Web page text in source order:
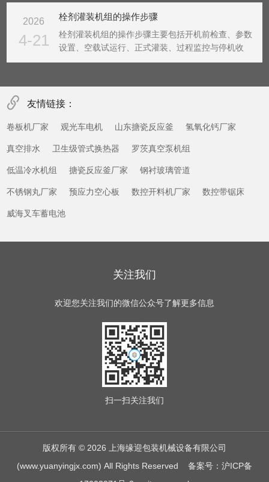
量稳定的重要技术方案。防潮性能水分是影响栓剂稳
定性的关键...
2026
4-21
栓剂灌装机组的操作步骤
栓剂灌装机组的操作步骤主要包括开机前检查、参数
设置、空载试运行、正式灌装、过程监控与停机收
尾‌。整个流程需严格遵循洁净环境要求和设备操作规
设备内外是否有异物，清理残留药液或杂质。确认循
环水箱...
友情链接：
卷板机厂家 观光车电机 山东搪瓷反应釜 氢氧化钙厂家
真空排水 卫生级管式换热器 罗茨真空泵机组
低温冷水机组 搪瓷反应釜厂家 钢衬玻璃管道
不锈钢丸厂家 预应力空心板 数控开料机厂家 数控带锯床
威海叉车蓄电池
关注我们
欢迎您关注我们的微信公众号了解更多信息
扫一扫关注我们
版权所有 © 2026 上海缘迎包装机械设备有限公司
(www.yuanyingjx.com) All Rights Reserved 备案号：沪ICP备